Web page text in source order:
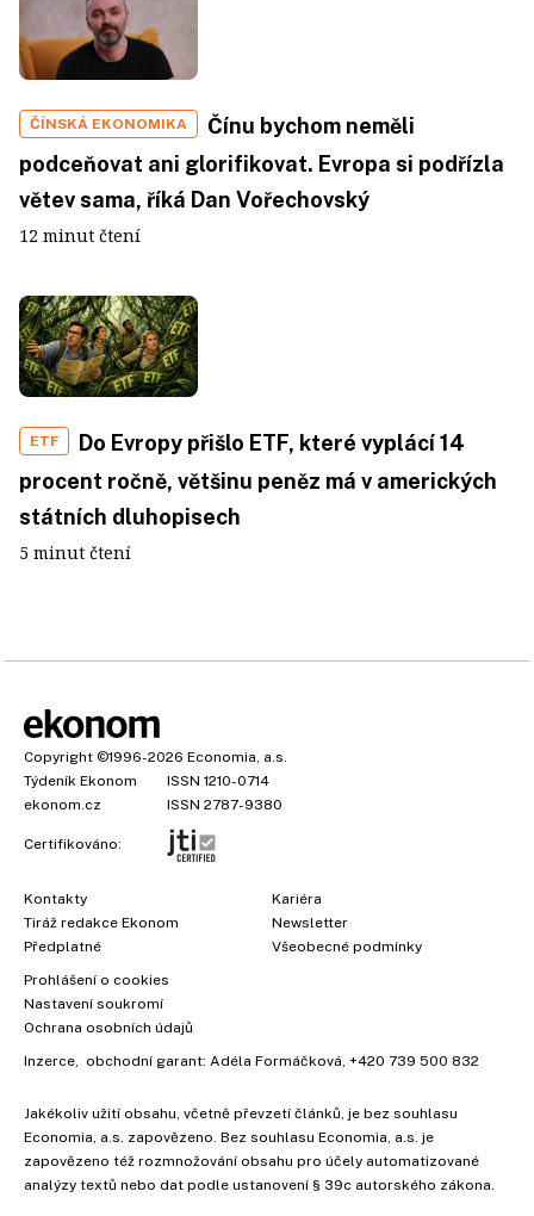
ČÍNSKÁ EKONOMIKA
Čínu bychom neměli
podceňovat ani glorifikovat. Evropa si podřízla
větev sama, říká Dan Vořechovský
12 minut čtení
ETF
Do Evropy přišlo ETF, které vyplácí 14
procent ročně, většinu peněz má v amerických
státních dluhopisech
5 minut čtení
Copyright ©1996-2026 Economia, a.s.
Týdeník Ekonom
ISSN 1210-0714
ekonom.cz
ISSN 2787-9380
Certifikováno:
Kontakty
Tiráž redakce Ekonom
Předplatné
Kariéra
Newsletter
Všeobecné podmínky
Prohlášení o cookies
Nastavení soukromí
Ochrana osobních údajů
Inzerce , obchodní garant: Adéla Formáčková +420 739 500 832
Jakékoliv užití obsahu, včetně převzetí článků, je bez souhlasu
Economia, a.s. zapovězeno. Bez souhlasu Economia, a.s. je
zapovězeno též rozmnožování obsahu pro účely automatizované
analýzy textů nebo dat podle ustanovení § 39c autorského zákona.